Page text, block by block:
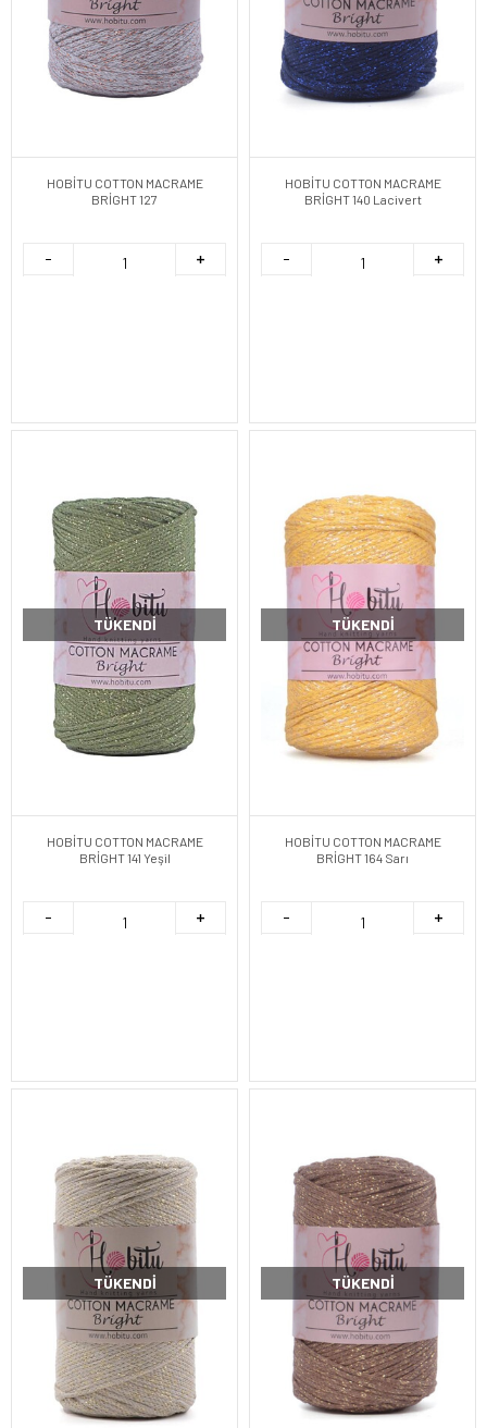
HOBİTU COTTON MACRAME
BRİGHT 127
HOBİTU COTTON MACRAME
BRİGHT 140 Lacivert
TÜKENDI
HOBİTU COTTON MACRAME
BRİGHT 141 Yeşil
TÜKENDI
HOBİTU COTTON MACRAME
BRİGHT 164 Sarı
TÜKENDI TÜKENDI